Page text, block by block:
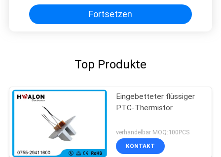
Fortsetzen
Top Produkte
Eingebetteter flüssiger
PTC-Thermistor
verhandelbar MOQ:100PCS
KONTAKT